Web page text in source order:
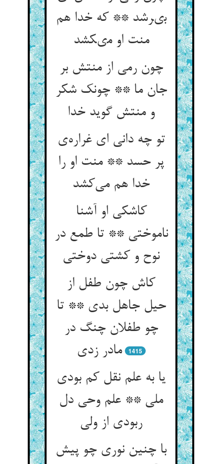
بىرشد ** كه خدا هم
منت او مىكشد
چون رمی از منتش بر
جان ما ** چونک شکر
و منتش گوید خدا
تو چه دانی ای غراره‌ی
پر حسد ** منت او را
خدا هم می‌کشد
کاشکی او آشنا
ناموختی ** تا طمع در
نوح و کشتی دوختی
کاش چون طفل از
حیل جاهل بدی ** تا
چو طفلان چنگ در
مادر زدی
1415
یا به علم نقل کم بودی
ملی ** علم وحی دل
ربودی از ولی
با چنین نوری چو پیش